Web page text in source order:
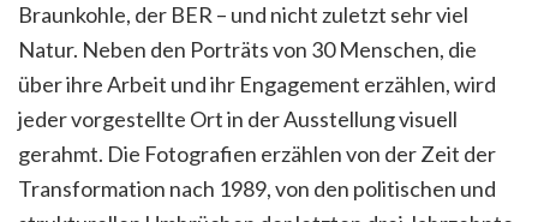
Braunkohle, der BER – und nicht zuletzt sehr viel
Natur. Neben den Porträts von 30 Menschen, die
über ihre Arbeit und ihr Engagement erzählen, wird
jeder vorgestellte Ort in der Ausstellung visuell
gerahmt. Die Fotografien erzählen von der Zeit der
Transformation nach 1989, von den politischen und